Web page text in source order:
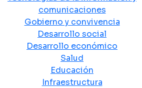
comunicaciones
Gobierno y convivencia
Desarrollo social
Desarrollo económico
Salud
Educación
Infraestructura